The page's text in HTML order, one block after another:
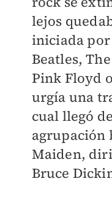
lejos
iniciada por
Beatles,
Pink Floyd
urgía una
cual llegó
Maiden,
Bruce